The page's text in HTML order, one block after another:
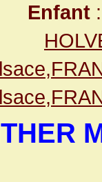
Enfant :